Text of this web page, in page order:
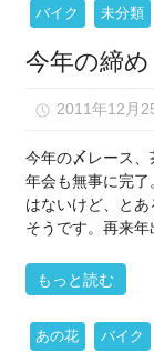
は
い）
バイク 未分類
今年の締め
2011年12月
今年の〆レース
年会も無事に完
はないけど、と
そうです。再来
もっと読む
あの花 バイク